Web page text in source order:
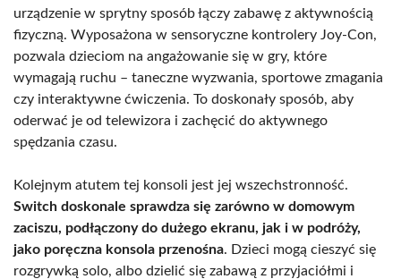
urządzenie w sprytny sposób łączy zabawę z aktywnością
fizyczną. Wyposażona w sensoryczne kontrolery Joy-Con,
pozwala dzieciom na angażowanie się w gry, które
wymagają ruchu – taneczne wyzwania, sportowe zmagania
czy interaktywne ćwiczenia. To doskonały sposób, aby
oderwać je od telewizora i zachęcić do aktywnego
spędzania czasu.
Kolejnym atutem tej konsoli jest jej wszechstronność.
Switch doskonale sprawdza się zarówno w domowym
zaciszu, podłączony do dużego ekranu, jak i w podróży,
jako poręczna konsola przenośna. Dzieci mogą cieszyć się
rozgrywką solo, albo dzielić się zabawą z przyjaciółmi i